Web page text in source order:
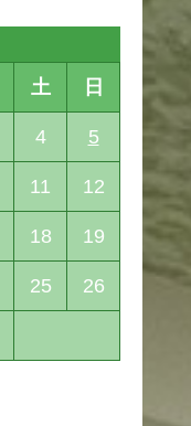
土 日
4 5
11 12
18 19
25 26